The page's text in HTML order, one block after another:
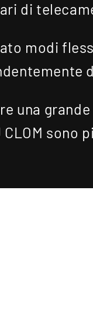
di
modi
una
sono